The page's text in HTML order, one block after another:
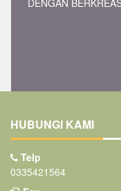
HUBUNGI KAMI
Telp
0335421564